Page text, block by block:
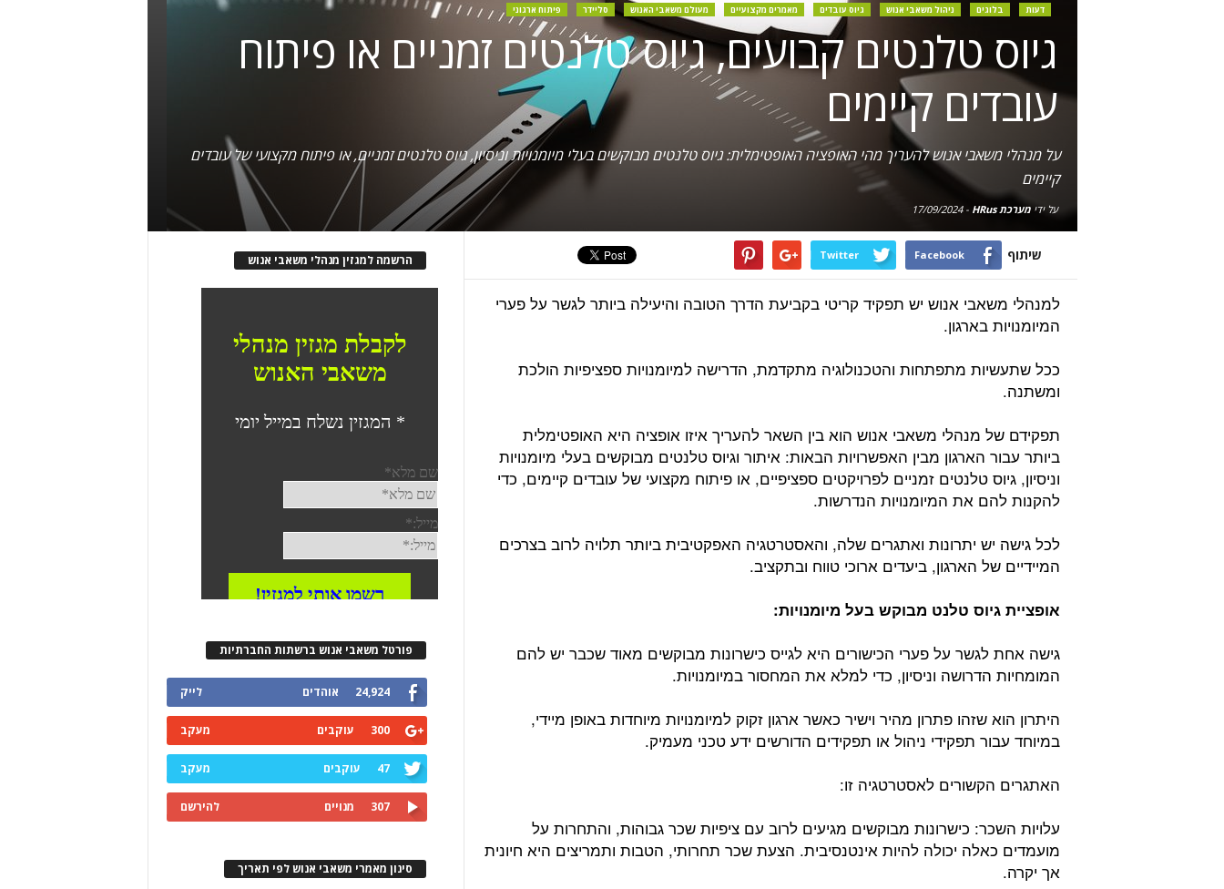
דעות בלוגים ניהול משאבי אנוש גיוס עובדים מאמרים מקצועיים מעולם משאבי האנוש סליידר פיתוח ארגוני
גיוס טלנטים קבועים, גיוס טלנטים זמניים או פיתוח
עובדים קיימים
על מנהלי משאבי אנוש להעריך מהי האופציה האופטימלית: גיוס טלנטים מבוקשים בעלי מיומנויות וניסיון, גיוס טלנטים זמניים, או פיתוח מקצועי של עובדים
קיימים
על ידימערכת HRus -
17/09/2024
שיתוף Facebook
Twitter
למנהלי משאבי אנוש יש תפקיד קריטי בקביעת הדרך הטובה והיעילה ביותר לגשר על פערי
המיומנויות בארגון.
ככל שתעשיות מתפתחות והטכנולוגיה מתקדמת, הדרישה למיומנויות ספציפיות הולכת
ומשתנה.
תפקידם של מנהלי משאבי אנוש הוא בין השאר להעריך איזו אופציה היא האופטימלית
ביותר עבור הארגון מבין האפשרויות הבאות: איתור וגיוס טלנטים מבוקשים בעלי מיומנויות
וניסיון, גיוס טלנטים זמניים לפרויקטים ספציפיים, או פיתוח מקצועי של עובדים קיימים, כדי
להקנות להם את המיומנויות הנדרשות.
לכל גישה יש יתרונות ואתגרים שלה, והאסטרטגיה האפקטיבית ביותר תלויה לרוב בצרכים
המיידיים של הארגון, ביעדים ארוכי טווח ובתקציב.
אופציית גיוס טלנט מבוקש בעל מיומנויות:
גישה אחת לגשר על פערי הכישורים היא לגייס כישרונות מבוקשים מאוד שכבר יש להם
המומחיות הדרושה וניסיון, כדי למלא את המחסור במיומנויות.
היתרון הוא שזהו פתרון מהיר וישיר כאשר ארגון זקוק למיומנויות מיוחדות באופן מיידי,
במיוחד עבור תפקידי ניהול או תפקידים הדורשים ידע טכני מעמיק.
האתגרים הקשורים לאסטרטגיה זו:
עלויות השכר: כישרונות מבוקשים מגיעים לרוב עם ציפיות שכר גבוהות, והתחרות על
מועמדים כאלה יכולה להיות אינטנסיבית. הצעת שכר תחרותי, הטבות ותמריצים היא חיונית
אך יקרה.
הרשמה למגזין מנהלי משאבי אנוש
פורטל משאבי אנוש ברשתות החברתיות
24,924 אוהדים לייק
300 עוקבים מעקב
47 עוקבים מעקב
307 מנויים להירשם
סינון מאמרי משאבי אנוש לפי תאריך